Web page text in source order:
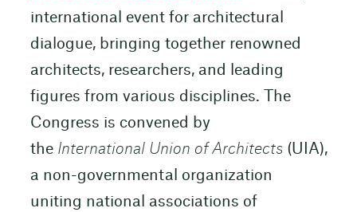
international event for architectural
dialogue, bringing together renowned
architects, researchers, and leading
figures from various disciplines. The
Congress is convened by
the International Union of Architects(UIA),
a non-governmental organization
uniting national associations of